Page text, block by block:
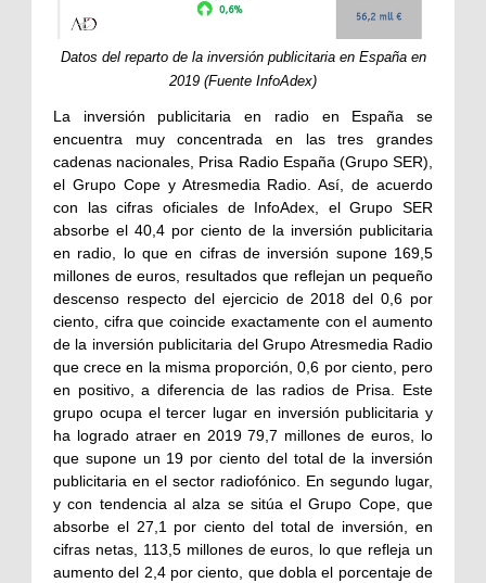
Datos del reparto de la inversión publicitaria en España en
2019 (Fuente InfoAdex)
La inversión publicitaria en radio en España se
encuentra muy concentrada en las tres grandes
cadenas nacionales, Prisa Radio España (Grupo SER),
el Grupo Cope y Atresmedia Radio. Así, de acuerdo
con las cifras oficiales de InfoAdex, el Grupo SER
absorbe el 40,4 por ciento de la inversión publicitaria
en radio, lo que en cifras de inversión supone 169,5
millones de euros, resultados que reflejan un pequeño
descenso respecto del ejercicio de 2018 del 0,6 por
ciento, cifra que coincide exactamente con el aumento
de la inversión publicitaria del Grupo Atresmedia Radio
que crece en la misma proporción, 0,6 por ciento, pero
en positivo, a diferencia de las radios de Prisa. Este
grupo ocupa el tercer lugar en inversión publicitaria y
ha logrado atraer en 2019 79,7 millones de euros, lo
que supone un 19 por ciento del total de la inversión
publicitaria en el sector radiofónico. En segundo lugar,
y con tendencia al alza se sitúa el Grupo Cope, que
absorbe el 27,1 por ciento del total de inversión, en
cifras netas, 113,5 millones de euros, lo que refleja un
aumento del 2,4 por ciento, que dobla el porcentaje de